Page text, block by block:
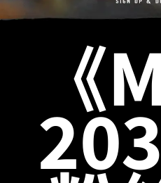
遊戲介紹
原著小說
媒體資源《